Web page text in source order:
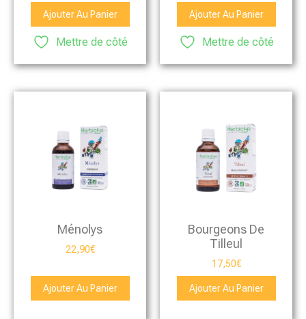
Ajouter Au Panier
Mettre de côté
Ajouter Au Panier
Mettre de côté
Ménolys
22,90€
Ajouter Au Panier
Bourgeons De
Tilleul
17,50€
Ajouter Au Panier